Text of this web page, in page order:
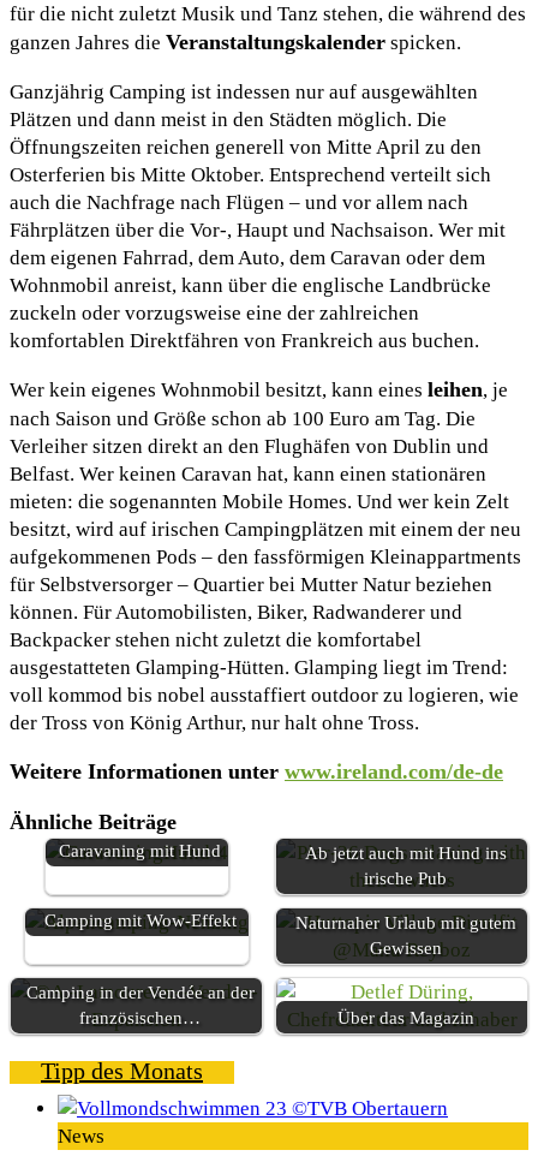
für die nicht zuletzt Musik und Tanz stehen, die während des
ganzen Jahres die Veranstaltungskalender spicken.
Ganzjährig Camping ist indessen nur auf ausgewählten
Plätzen und dann meist in den Städten möglich. Die
Öffnungszeiten reichen generell von Mitte April zu den
Osterferien bis Mitte Oktober. Entsprechend verteilt sich
auch die Nachfrage nach Flügen – und vor allem nach
Fährplätzen über die Vor-, Haupt und Nachsaison. Wer mit
dem eigenen Fahrrad, dem Auto, dem Caravan oder dem
Wohnmobil anreist, kann über die englische Landbrücke
zuckeln oder vorzugsweise eine der zahlreichen
komfortablen Direktfähren von Frankreich aus buchen.
Wer kein eigenes Wohnmobil besitzt, kann eines leihen, je
nach Saison und Größe schon ab 100 Euro am Tag. Die
Verleiher sitzen direkt an den Flughäfen von Dublin und
Belfast. Wer keinen Caravan hat, kann einen stationären
mieten: die sogenannten Mobile Homes. Und wer kein Zelt
besitzt, wird auf irischen Campingplätzen mit einem der neu
aufgekommenen Pods – den fassförmigen Kleinappartments
für Selbstversorger – Quartier bei Mutter Natur beziehen
können. Für Automobilisten, Biker, Radwanderer und
Backpacker stehen nicht zuletzt die komfortabel
ausgestatteten Glamping-Hütten. Glamping liegt im Trend:
voll kommod bis nobel ausstaffiert outdoor zu logieren, wie
der Tross von König Arthur, nur halt ohne Tross.
Weitere Informationen unter www.ireland.com/de-de
Ähnliche Beiträge
Caravaning mit Hund
Ab jetzt auch mit Hund ins
irische Pub
Camping mit Wow-Effekt
Naturnaher Urlaub mit gutem
Gewissen
Camping in der Vendée an der
französischen…
Über das Magazin
Tipp des Monats
News